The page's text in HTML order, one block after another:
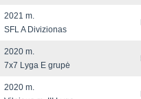
2021 m.
SFL A Divizionas
2020 m.
7x7 Lyga E grupė
2020 m.